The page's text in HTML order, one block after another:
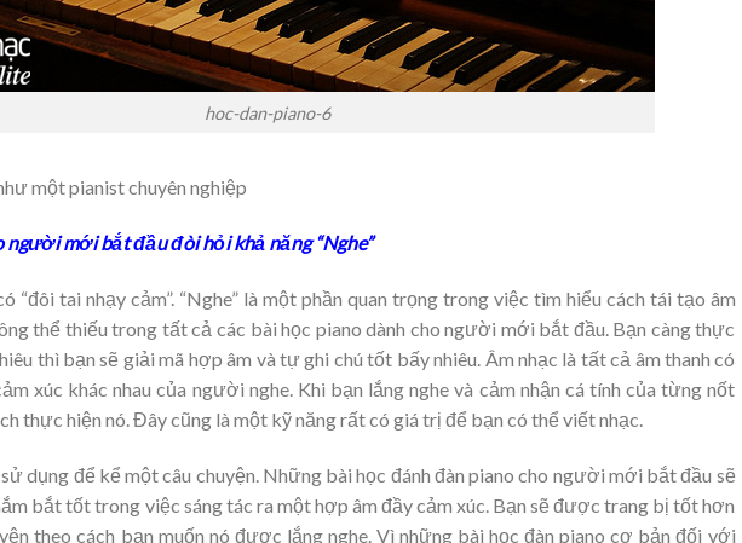
hoc-dan-piano-6
một pianist chuyên nghiệp
người mới bắt đầu đòi hỏi khả năng “Nghe”
“đôi tai nhạy cảm”. “Nghe” là một phần quan trọng trong việc tìm hiểu cách tái tạo âm
thể thiếu trong tất cả các bài học piano dành cho người mới bắt đầu. Bạn càng thực
thì bạn sẽ giải mã hợp âm và tự ghi chú tốt bấy nhiêu. Âm nhạc là tất cả âm thanh có
xúc khác nhau của người nghe. Khi bạn lắng nghe và cảm nhận cá tính của từng nốt
thực hiện nó. Đây cũng là một kỹ năng rất có giá trị để bạn có thể viết nhạc.
dụng để kể một câu chuyện. Những bài học đánh đàn piano cho người mới bắt đầu sẽ
bắt tốt trong việc sáng tác ra một hợp âm đầy cảm xúc. Bạn sẽ được trang bị tốt hơn
theo cách bạn muốn nó được lắng nghe. Vì những bài học đàn piano cơ bản đối với